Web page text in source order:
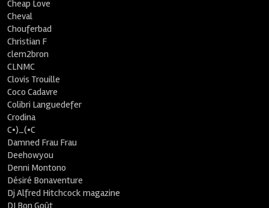
Cheap Love
Cheval
Chouferbad
Christian F
clem2bron
CLNMC
Clovis Trouille
Coco Cadavre
Colibri Languedefer
Crodina
C•)_(•C
Damned Frau Frau
Deehowyou
Denni Montono
Désiré Bonaventure
Dj Alfred Hitchcock magazine
DJ Bon Goût